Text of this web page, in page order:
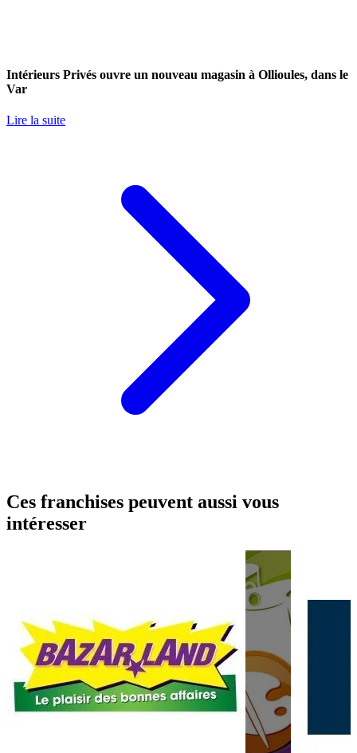
Intérieurs Privés ouvre un nouveau magasin à Ollioules, dans le
Var
Lire la suite
Ces franchises peuvent aussi vous
intéresser